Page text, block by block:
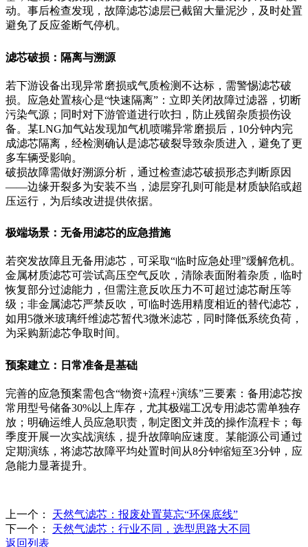
动。事后检查发现，故障滤芯滤层已截留大量泥沙，及时处置
避免了反应釜断气停机。
滤芯破损：隔离与溯源
若下游设备出现异常磨损或气质检测不达标，需警惕滤芯破
损。应急处置核心是“快速隔离”：立即关闭故障过滤器，切断
污染气源；同时对下游管道进行吹扫，防止残留杂质损伤设
备。某LNG加气站发现加气机喷嘴异常磨损后，10分钟内完
成滤芯隔离，经检测确认是滤芯破裂导致杂质进入，避免了更
多车辆受影响。
破损故障需做好溯源分析，通过检查滤芯破损形态判断原因
——边缘开裂多为安装不当，滤层穿孔则可能是材质缺陷或超
压运行，为后续改进提供依据。
极端场景：无备用滤芯的应急措施
若突发故障且无备用滤芯，可采取“临时应急处理”缓解危机。
金属材质滤芯可尝试高压空气反吹，清除表面附着杂质，临时
恢复部分过滤能力，但需注意反吹压力不可超过滤芯耐压等
级；非金属滤芯严禁反吹，可临时选用精度相近的替代滤芯，
如用5微米玻璃纤维滤芯暂代3微米滤芯，同时降低系统负荷，
为采购新滤芯争取时间。
预案建立：日常准备是基础
完善的应急预案需包含“物资+流程+演练”三要素：备用滤芯按
常用型号储备30%以上库存，尤其极端工况专用滤芯需单独存
放；明确运维人员应急职责，制定图文并茂的操作流程卡；每
季度开展一次实战演练，提升故障响应速度。某能源公司通过
定期演练，将滤芯故障平均处置时间从8分钟缩短至3分钟，应
急能力显著提升。
上一个：
天然气滤芯：报废处置莫忘“环保底线”
下一个：
天然气滤芯：行业不同，选型思路大不同
返回列表